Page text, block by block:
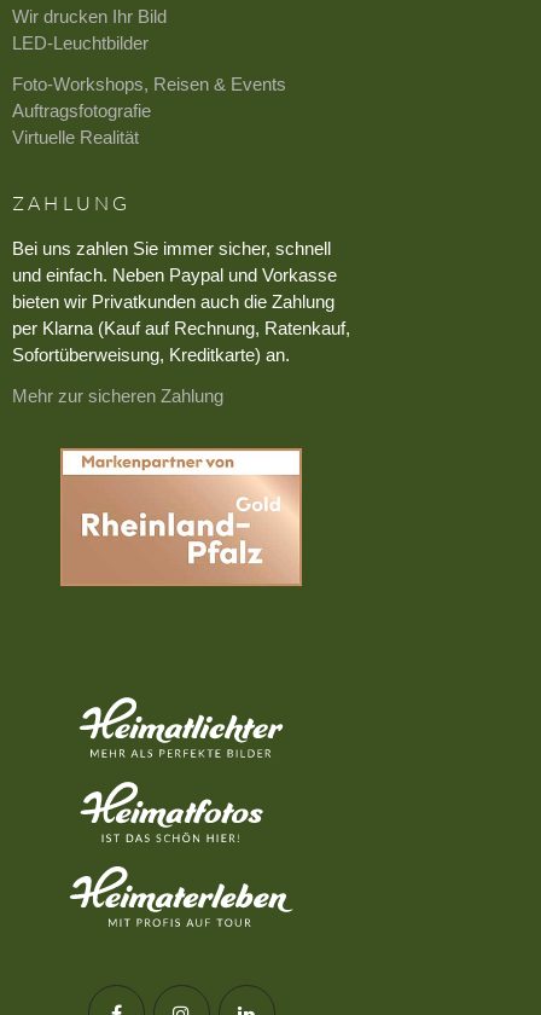
Wir drucken Ihr Bild
LED-Leuchtbilder
Foto-Workshops, Reisen & Events
Auftragsfotografie
Virtuelle Realität
ZAHLUNG
Bei uns zahlen Sie immer sicher, schnell
und einfach. Neben Paypal und Vorkasse
bieten wir Privatkunden auch die Zahlung
per Klarna (Kauf auf Rechnung, Ratenkauf,
Sofortüberweisung, Kreditkarte) an.
Mehr zur sicheren Zahlung